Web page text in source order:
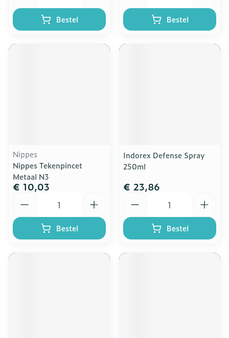
Bestel Bestel
Nippes
Nippes Tekenpincet
Metaal N3
€ 10,03
Bestel
Indorex Defense Spray
250ml
€ 23,86
Bestel